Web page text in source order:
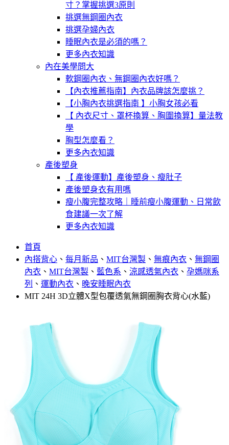
寸？掌握挑選3原則
挑選無鋼圈內衣
挑選孕婦內衣
睡眠內衣是必須的嗎？
更多內衣知識
內在美學問大
軟鋼圈內衣、無鋼圈內衣好嗎？
【內衣推薦指南】內衣品牌該怎麼挑？
【小胸內衣挑選指南 】小胸女孩必看
【 內衣尺寸、罩杯換算、胸圍換算】量法教
學
胸型怎麼看？
更多內衣知識
產後塑身
【 產後運動】產後塑身、瘦肚子
產後塑身衣有用嗎
瘦小腹完整攻略｜睡前瘦小腹運動、日常飲
食建議一次了解
更多內衣知識
首頁
內搭背心 、 每月新品 、 MIT台灣製 、 無痕內衣 、 無鋼圈
內衣 、 MIT台灣製 、 藍色系 、 涼感透氣內衣 、 孕媽咪系
列
、 運動內衣 、 晚安睡眠內衣
MIT 24H 3D立體X型包覆透氣無鋼圈胸衣背心(水藍)